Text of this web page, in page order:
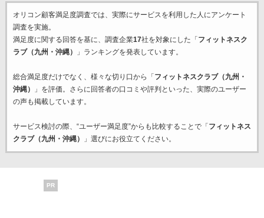
オリコン顧客満足度調査では、実際にサービスを利用した 人にアンケート
調査を実施。
満足度に関する回答を基に、調査企業17社を対象にした「 フィットネスク
ラブ（九州・沖縄）
」ランキングを発表しています。
総合満足度だけでなく、様々な切り口から「 フィットネスクラブ（九州・
沖縄）
」を評価。さらに回答者の口コミや評判といった、実際のユーザー
の声も掲載しています。
サービス検討の際、“ユーザー満足度”からも比較することで「 フィットネス
クラブ（九州・沖縄）
」選びにお役立てください。
PR